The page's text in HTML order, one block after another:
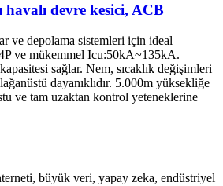
havalı devre kesici, ACB
ve depolama sistemleri için ideal
ve mükemmel Icu:50kA~135kA.
sağlar. Nem, sıcaklık değişimleri
dayanıklıdır. 5.000m yüksekliğe
ve tam uzaktan kontrol yeteneklerine
büyük veri, yapay zeka, endüstriyel